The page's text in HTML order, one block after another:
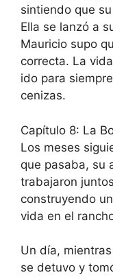
sintiendo que
Ella se lanzó a
Mauricio supo
correcta. La
ido para
cenizas.
Capítulo 8: La
Los meses
que pasaba, su
trabajaron
construyendo
vida en el
Un día,
se detuvo y